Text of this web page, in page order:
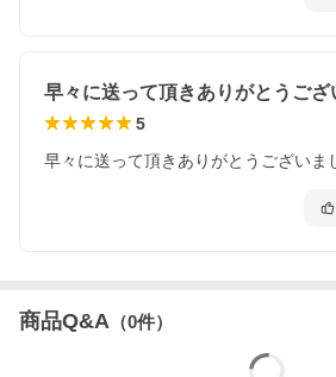
5
早々に送って頂きありがとうございま
商品Q&A （0件）